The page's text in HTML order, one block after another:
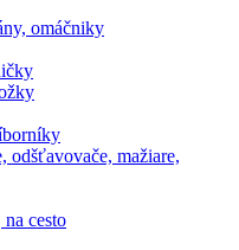
omáčniky
odšťavovače, mažiare,
cesto